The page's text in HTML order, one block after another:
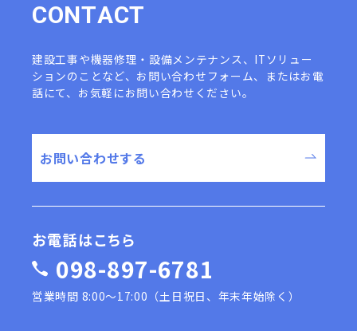
CONTACT
建設工事や機器修理・設備メンテナンス、ITソリュー
ションのことなど、 お問い合わせフォーム、またはお電
話にて、お気軽にお問い合わせください。
お問い合わせする
お電話はこちら
098-897-6781
営業時間 8:00〜17:00（土日祝日、年末年始除く）